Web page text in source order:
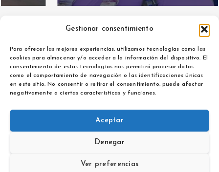
Gestionar consentimiento
Para ofrecer las mejores experiencias, utilizamos tecnologías como las
cookies para almacenar y/o acceder a la información del dispositivo. El
consentimiento de estas tecnologías nos permitirá procesar datos
como el comportamiento de navegación o las identificaciones únicas
en este sitio. No consentir o retirar el consentimiento, puede afectar
negativamente a ciertas características y funciones.
Aceptar
Denegar
Ver preferencias
Aviso legal
Política de privacidad
Copyright © 2026 La Noticia de Extremadura | Powered by